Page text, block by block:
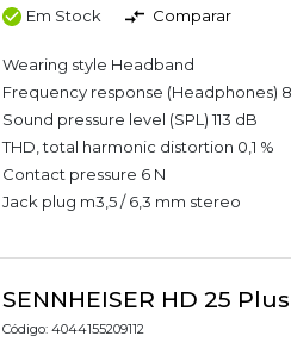
Em Stock Comparar
Wearing style Headband
Frequency response (Headphones)
Sound pressure level (SPL) 113 dB
THD, total harmonic distortion 0,1 %
Contact pressure 6 N
Jack plug m3,5 / 6,3 mm stereo
SENNHEISER HD 25 Plus
Código: 4044155209112